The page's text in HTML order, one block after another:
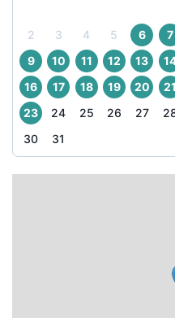
2
3 4 5 6 7
9
10 11 12 13
16
17 18 19 20 21
23
24 25 26 27
30
31